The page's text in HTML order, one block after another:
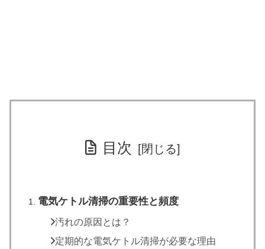
目次
電気ケトル清掃の重要性と頻度
汚れの原因とは？
定期的な電気ケトル清掃が必要な理由